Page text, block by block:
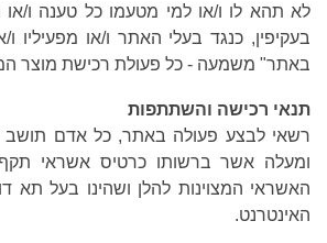
לא תהא לו ו/או למי מטעמו כל טענה ו/או
בעקיפין, כנגד בעלי האתר ו/או מפעיליו
באתר" משמעה - כל פעולת רכישת מוצר
תנאי רכישה והשתתפות
ומעלה אשר ברשותו כרטיס אשראי
האשראי המצוינות להלן ושהינו בעל תא
האינטרנט.